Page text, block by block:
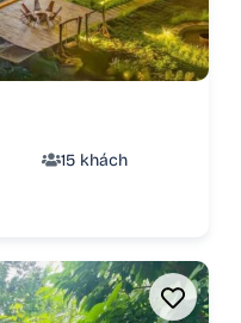
15 khách